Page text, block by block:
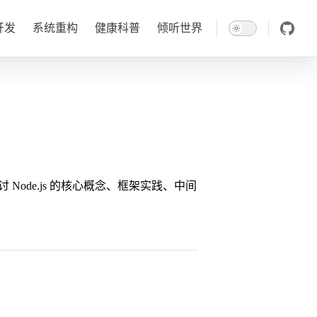
发 系统重构 健康科普 倾听世界
Node.js 的核心概念、框架实践、中间